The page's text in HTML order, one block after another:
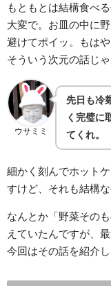
もともとは結構食べ
大変で。お皿の中に
避けてポイッ。もは
そういう次元の話じゃ
ウサミミ
先日も冷
く完璧に
てくれ。
細かく刻んでホット
すけど、それも結構な
なんとか「野菜その
えていたんですが、
今回はその話を紹介し